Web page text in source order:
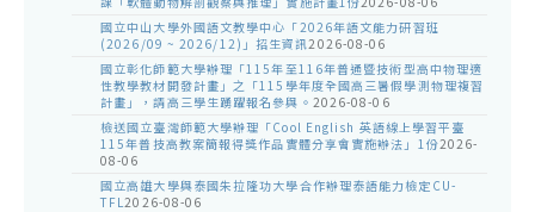
國立中山大學外國語文教學中心「2026年語文能力研習班
(2026/09 ~ 2026/12)」招生資訊2026-08-06
國立彰化師範大學辦理「115年至116年普通暨技術型高中物理適
性教學教材開發計畫」之「115學年度全國高三暑假學測物理複習
計畫」，請高三學生踴躍報名參與。 2026-08-06
檢送國立臺灣師範大學辦理「Cool English 英語線上學習平臺
115年普技高教案簡報得獎作品實體分享會實施辦法」1份2026-
08-06
國立高雄大學與泰國朱拉隆功大學合作辦理泰語能力檢定CU-
TFL2026-08-06